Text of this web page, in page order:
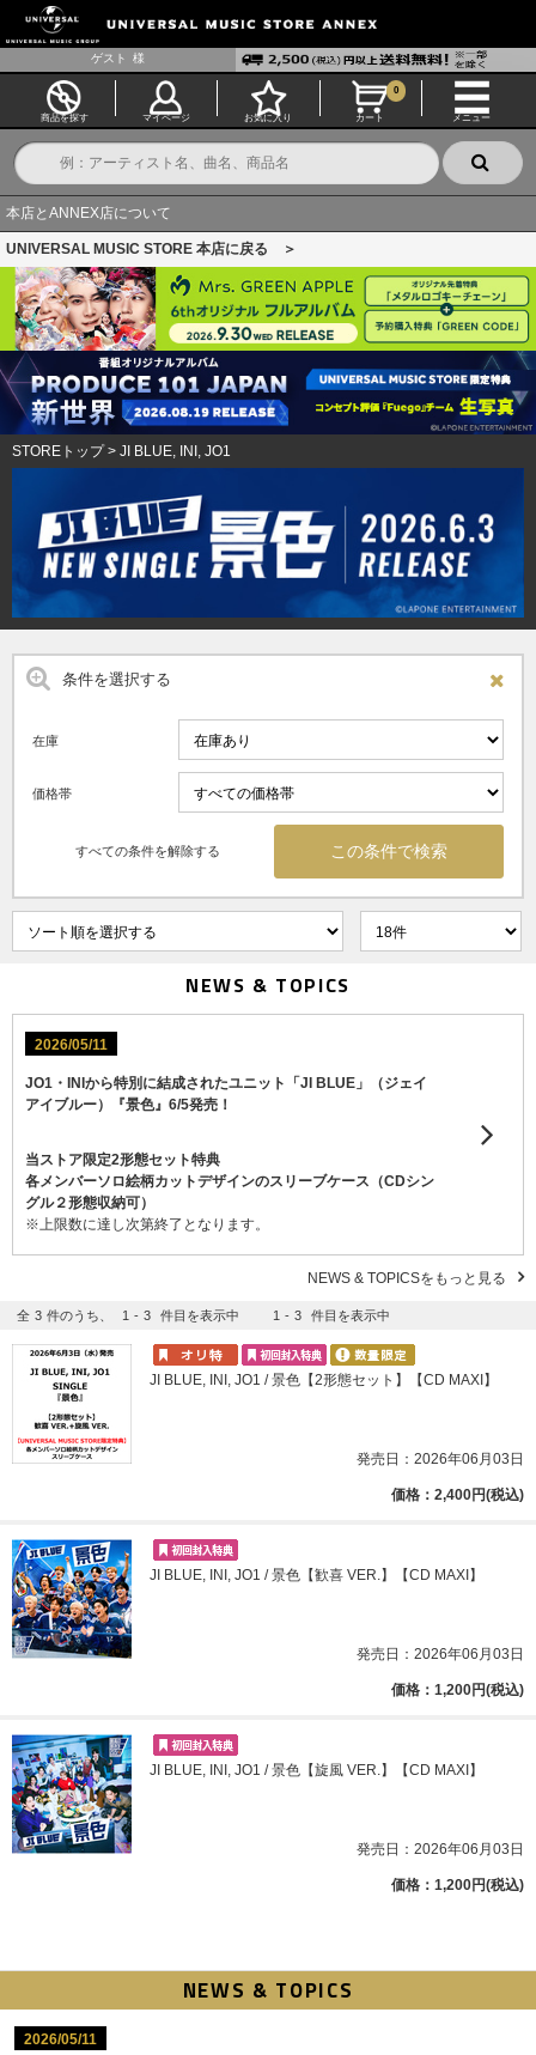
ゲスト 様
商品を探す マイページ お気に入り カート
0
メニュー
本店とANNEX店について
UNIVERSAL MUSIC STORE 本店に戻る ＞
STOREトップ> JI BLUE, INI, JO1
条件を選択する
在庫
価格帯
すべての条件を解除する
NEWS & TOPICS
2026/05/11
JO1・INIから特別に結成されたユニット「JI BLUE」（ジェイ
アイブルー）『景色』6/5発売！
当ストア限定2形態セット特典
各メンバーソロ絵柄カットデザインのスリーブケース（CDシン
グル２形態収納可）
※上限数に達し次第終了となります。
NEWS & TOPICSをもっと見る
全 3 件のうち、 1 - 3 件目を表示中 1 - 3 件目を表示中
JI BLUE, INI, JO1 / 景色【2形態セット】【CD MAXI】
発売日：2026年06月03日
価格：2,400円(税込)
JI BLUE, INI, JO1 / 景色【歓喜 VER.】【CD MAXI】
発売日：2026年06月03日
価格：1,200円(税込)
JI BLUE, INI, JO1 / 景色【旋風 VER.】【CD MAXI】
発売日：2026年06月03日
価格：1,200円(税込)
NEWS & TOPICS
2026/05/11